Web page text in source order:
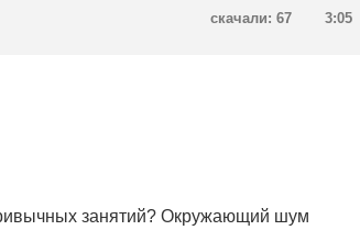
3:05
скачали: 67
занятий? Окружающий шум